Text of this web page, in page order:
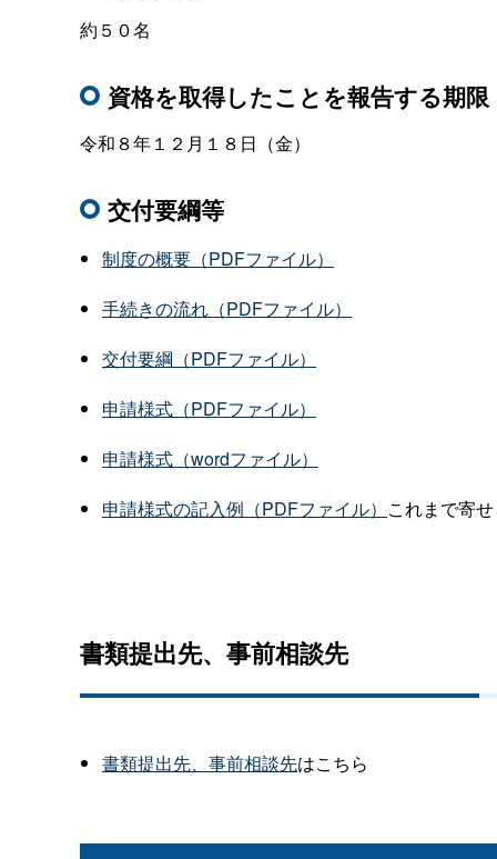
約５０名
資格を取得したことを報告する期限
令和８年１２月１８日（金）
交付要綱等
制度の概要（PDFファイル）
手続きの流れ （PDFファイル）
交付要綱 （PDFファイル）
申請様式 （PDFファイル）
申請様式 （wordファイル）
申請様式の記入例（PDFファイル） これまで寄
書類提出先、事前相談先
書類提出先、事前相談先はこちら